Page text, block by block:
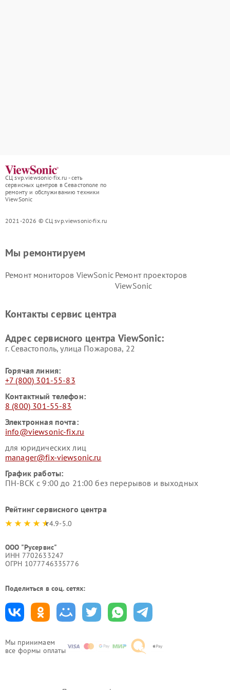
СЦ svp.viewsonic-fix.ru - сеть
сервисных центров в Севастополе по
ремонту и обслуживанию техники
ViewSonic
2021-2026 © СЦ svp.viewsonic-fix.ru
Мы принимаем
все формы оплаты
Мы ремонтируем
Ремонт мониторов ViewSonic Ремонт проекторов
ViewSonic
Контакты сервис центра
Адрес сервисного центра ViewSonic:
г. Севастополь, улица Пожарова, 22
Горячая линия:
+7 (800) 301-55-83
Контактный телефон:
8 (800) 301-55-83
Электронная почта:
info@viewsonic-fix.ru
для юридических лиц
manager@fix-viewsonic.ru
График работы:
ПН-ВСК с 9:00 до 21:00 без перерывов и выходных
Рейтинг сервисного центра
4.9-5.0
ООО "Русервис"
ИНН 7702633247
ОГРН 1077746335776
Поделиться в соц. сетях: